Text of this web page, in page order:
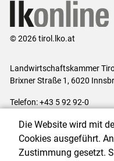
© 2026 tirol.lko.at
Landwirtschaftskammer
Brixner Straße 1, 6020
Telefon: +43 5 92 92-0
Impressum|Kontakt|
Cookie-Einstellungen
Die Website wird mit
Cookies ausgeführt.
Zustimmung gesetzt.